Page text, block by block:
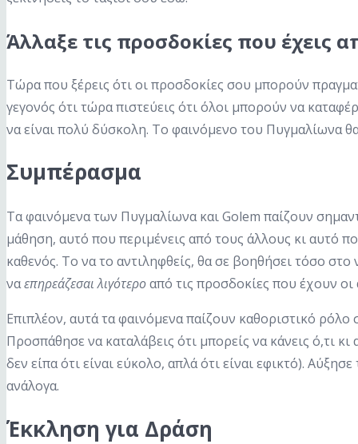
Άλλαξε τις προσδοκίες που έχεις
Τώρα που ξέρεις ότι οι προσδοκίες σου μπορούν
γεγονός ότι τώρα πιστεύεις ότι όλοι μπορούν να
να είναι πολύ δύσκολη. Το φαινόμενο του Πυγμαλίωνα
Συμπέρασμα
Τα φαινόμενα των Πυγμαλίωνα και Golem παίζουν
μάθηση, αυτό που περιμένεις από τους άλλους κι αυτό
καθενός. Το να το αντιληφθείς, θα σε βοηθήσει τόσο
ναεπηρεάζεσαι λιγότεροαπό τις προσδοκίες που έχουν οι
Επιπλέον, αυτά τα φαινόμενα παίζουν καθοριστικό ρόλο
Προσπάθησε να καταλάβεις ότι μπορείς να κάνεις ό,τι
δεν είπα ότι είναι εύκολο, απλά ότι είναι εφικτό).
ανάλογα.
Έκκληση για Δράση